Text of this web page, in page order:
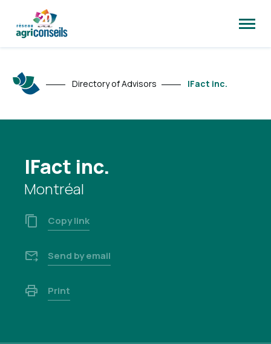
site
Directory of Advisors IFact inc.
IFact inc.
Montréal
Copy link
Send by email
Print